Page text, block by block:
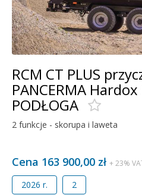
RCM CT PLUS
PANCERMA
PODŁOGA
2 funkcje - skorupa i laweta
Cena 163 900,00 zł + 23%
2026 r. 2